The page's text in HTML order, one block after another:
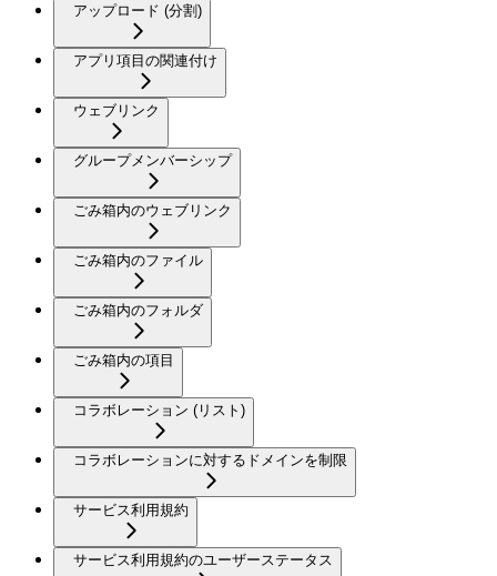
アップロード (分割)
アプリ項目の関連付け
ウェブリンク
グループメンバーシップ
ごみ箱内のウェブリンク
ごみ箱内のファイル
ごみ箱内のフォルダ
ごみ箱内の項目
コラボレーション (リスト)
コラボレーションに対するドメインを制限
サービス利用規約
サービス利用規約のユーザーステータス